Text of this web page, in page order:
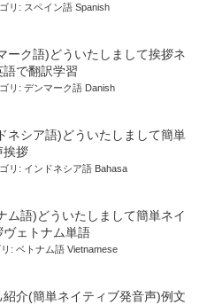
リ: スペイン語 Spanish
ーク語)どういたしまして挨拶ネ
で翻訳学習
リ: デンマーク語 Danish
ネシア語)どういたしまして簡単
挨拶
リ: インドネシア語 Bahasa
ム語)どういたしまして簡単ネイ
ェトナム単語
: ベトナム語 Vietnamese
介(簡単ネイティブ発音声)例文